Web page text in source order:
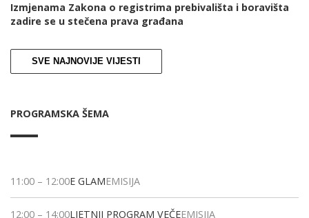
Izmjenama Zakona o registrima prebivališta i boravišta
zadire se u stečena prava građana
SVE NAJNOVIJE VIJESTI
PROGRAMSKA ŠEMA
11:00 – 12:00E GLAMEMISIJA
12:00 – 14:00LJETNJI PROGRAM VEČEEMISIJA